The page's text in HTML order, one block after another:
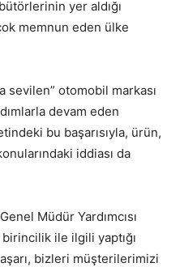
yer aldığı
memnun eden ülke
sevilen” otomobil markası
devam eden
bu başarısıyla, ürün,
iddiası da
Müdür Yardımcısı
ile ilgili yaptığı
bizleri müşterilerimizi